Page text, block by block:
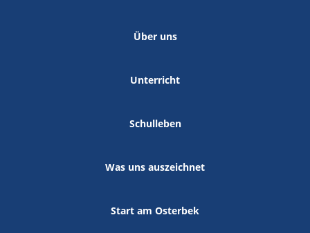
Über uns
Unterricht
Schulleben
Was uns auszeichnet
Start am Osterbek